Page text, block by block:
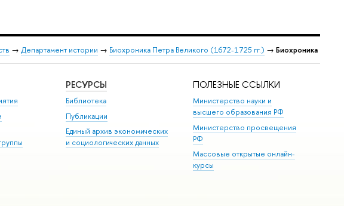
→ Департамент истории → Биохроника Петра Великого (1672-1725 гг.) → Биохроника
РЕСУРСЫ
Библиотека
Публикации
Единый архив экономических
и социологических данных
ПОЛЕЗНЫЕ ССЫЛКИ
Министерство науки и
высшего образования РФ
Министерство просвещения
РФ
Массовые открытые онлайн-
курсы